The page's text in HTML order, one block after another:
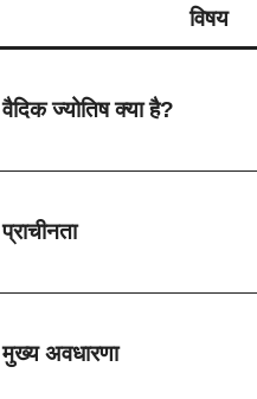
विषय
वैदिक ज्योतिष क्या है?
प्राचीनता
मुख्य अवधारणा